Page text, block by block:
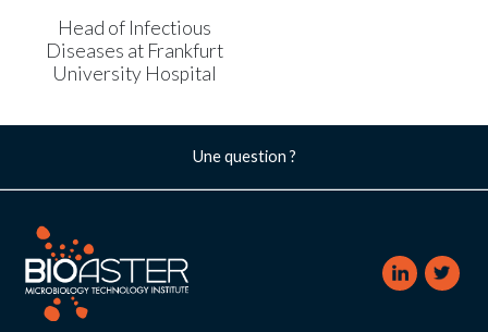
Head of Infectious
Diseases at Frankfurt
University Hospital
Une question ?